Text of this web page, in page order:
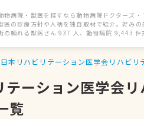
物病院・獣医を探すなら動物病院ドクターズ・
医の診療方針や人柄を独自取材で紹介。好みの
の頼れる獣医さん 937 人、動物病院 9,443
日本リハビリテーション医学会リハビリ
ーション医学会リ
覧